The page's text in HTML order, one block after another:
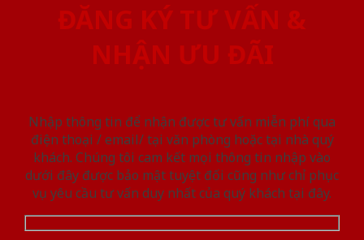
ĐĂNG KÝ TƯ VẤN &
NHẬN ƯU ĐÃI
Nhập thông tin để nhận được tư vấn miễn phí qua
điện thoại / email/ tại văn phòng hoặc tại nhà quý
khách. Chúng tôi cam kết mọi thông tin nhập vào
dưới đây được bảo mật tuyệt đối cũng như chỉ phục
vụ yêu cầu tư vấn duy nhất của quý khách tại đây.